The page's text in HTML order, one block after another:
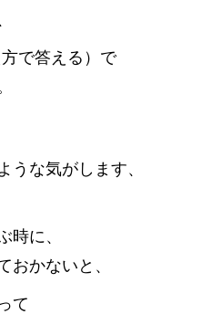
で答える）で
うな気がします、
時に、
おかないと、
て